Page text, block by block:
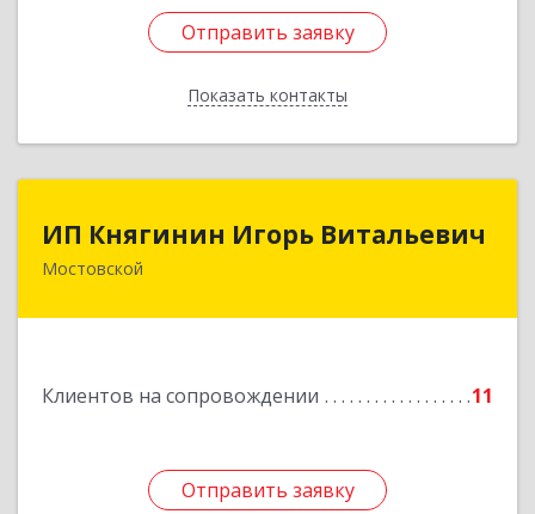
Отправить заявку
Показать контакты
Отправить заявку
Назад
ИП Княгинин Игорь Витальевич
Мостовской
Клиентов на сопровождении 11
Отправить заявку
352570, Краснодарский край, Мостовский р-н,
Отправить заявку